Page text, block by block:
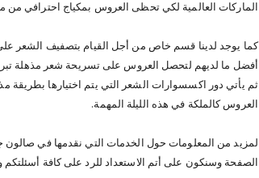
الماركات العالمية لكي تحظى العروس بمكياج احترافي
كما يوجد لدينا قسم خاص من أجل القيام بتصفيف الشعر
أفضل ما لديهم لتحصل العروس على تسريحة شعر مذهلة
ثم يأتي دور اكسسوارات الشعر التي يتم اختيارها
العروس كالملكة في هذه الليلة المهمة.
لمزيد من المعلومات حول الخدمات التي نقدمها في
الصفحة وسنكون على أتم الاستعداد للرد على كافة